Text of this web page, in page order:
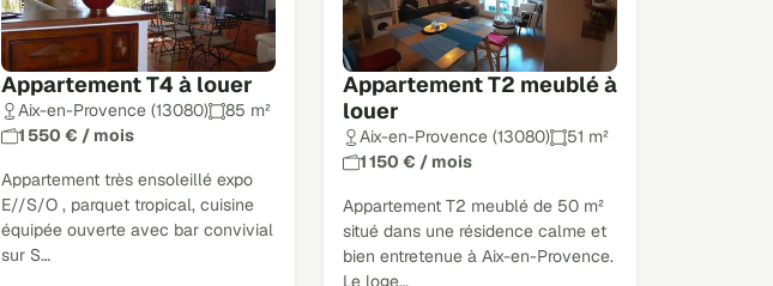
Appartement T4 à louer
Aix-en-Provence (13080)
85 m²
1 550 € / mois
Appartement très ensoleillé expo
E//S/O , parquet tropical, cuisine
équipée ouverte avec bar convivial
sur S…
Appartement T2 meublé à
louer
Aix-en-Provence (13080)
51 m²
1 150 € / mois
Appartement T2 meublé de 50 m²
situé dans une résidence calme et
bien entretenue à Aix-en-Provence.
Le loge…